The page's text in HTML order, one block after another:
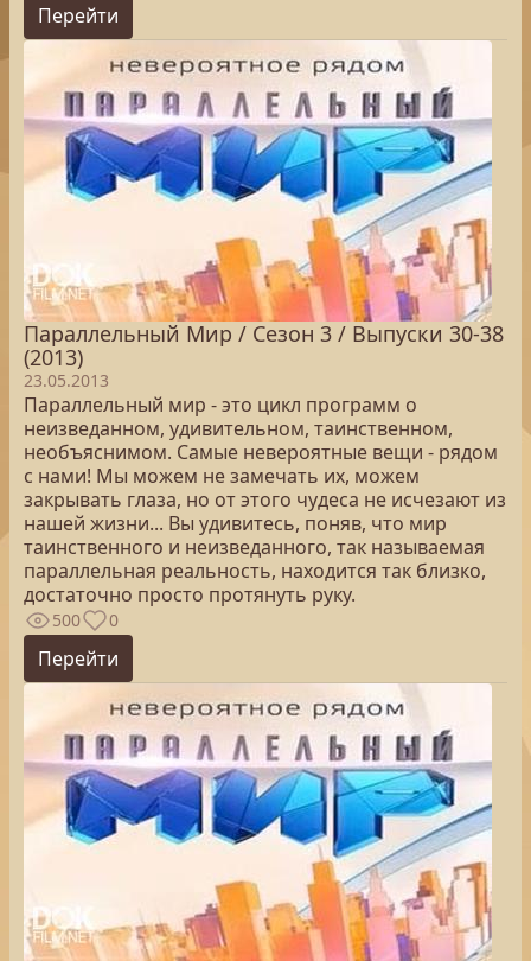
Перейти
Параллельный Мир / Сезон 3 / Выпуски 30-38
(2013)
23.05.2013
Параллельный мир - это цикл программ о
неизведанном, удивительном, таинственном,
необъяснимом. Самые невероятные вещи - рядом
с нами! Мы можем не замечать их, можем
закрывать глаза, но от этого чудеса не исчезают из
нашей жизни... Вы удивитесь, поняв, что мир
таинственного и неизведанного, так называемая
параллельная реальность, находится так близко,
достаточно просто протянуть руку.
500 0
Перейти